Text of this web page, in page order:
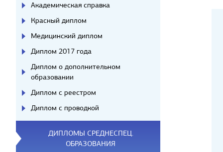
Академическая справка
Красный диплом
Медицинский диплом
Диплом 2017 года
Диплом о дополнительном
образовании
Диплом с реестром
Диплом с проводкой
ДИПЛОМЫ СРЕДНЕСПЕЦ.
ОБРАЗОВАНИЯ